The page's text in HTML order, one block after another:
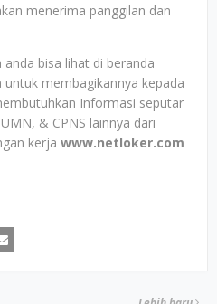
menerima panggilan dan
bisa lihat di beranda
membagikannya kepada
Informasi seputar
& CPNS lainnya dari
kerja www.netloker.com